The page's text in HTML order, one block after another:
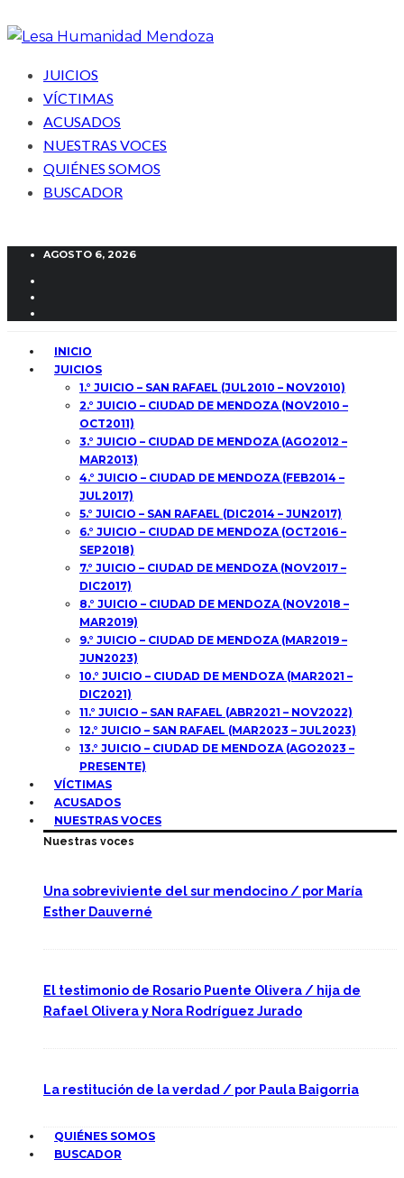
JUICIOS
VÍCTIMAS
ACUSADOS
NUESTRAS VOCES
QUIÉNES SOMOS
BUSCADOR
AGOSTO 6, 2026
INICIO
JUICIOS
1.° JUICIO – SAN RAFAEL (JUL2010 – NOV2010)
2.° JUICIO – CIUDAD DE MENDOZA (NOV2010 –
OCT2011)
3.° JUICIO – CIUDAD DE MENDOZA (AGO2012 –
MAR2013)
4.° JUICIO – CIUDAD DE MENDOZA (FEB2014 –
JUL2017)
5.° JUICIO – SAN RAFAEL (DIC2014 – JUN2017)
6.° JUICIO – CIUDAD DE MENDOZA (OCT2016 –
SEP2018)
7.° JUICIO – CIUDAD DE MENDOZA (NOV2017 –
DIC2017)
8.° JUICIO – CIUDAD DE MENDOZA (NOV2018 –
MAR2019)
9.° JUICIO – CIUDAD DE MENDOZA (MAR2019 –
JUN2023)
10.° JUICIO – CIUDAD DE MENDOZA (MAR2021 –
DIC2021)
11.° JUICIO – SAN RAFAEL (ABR2021 – NOV2022)
12.° JUICIO – SAN RAFAEL (MAR2023 – JUL2023)
13.° JUICIO – CIUDAD DE MENDOZA (AGO2023 –
PRESENTE)
VÍCTIMAS
ACUSADOS
NUESTRAS VOCES
Nuestras voces
Una sobreviviente del sur mendocino / por María
Esther Dauverné
El testimonio de Rosario Puente Olivera / hija de
Rafael Olivera y Nora Rodríguez Jurado
La restitución de la verdad / por Paula Baigorria
QUIÉNES SOMOS
BUSCADOR